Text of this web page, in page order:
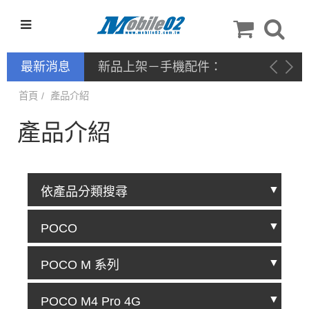
最新消息
新品上架－手機配件：
NILLKIN
首頁 產品介紹
產品介紹